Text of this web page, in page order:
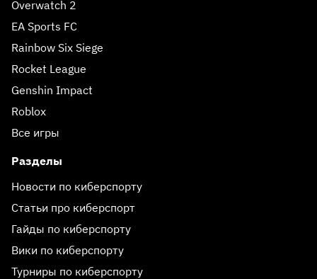
Overwatch 2
EA Sports FC
Rainbow Six Siege
Rocket League
Genshin Impact
Roblox
Все игры
Разделы
Новости по киберспорту
Статьи про киберспорт
Гайды по киберспорту
Вики по киберспорту
Турниры по киберспорту